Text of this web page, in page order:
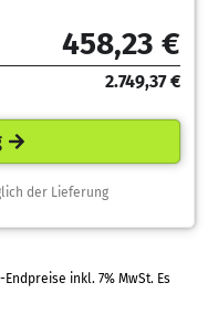
458,23 €
2.749,37 €
der Lieferung
inkl. 7% MwSt. Es